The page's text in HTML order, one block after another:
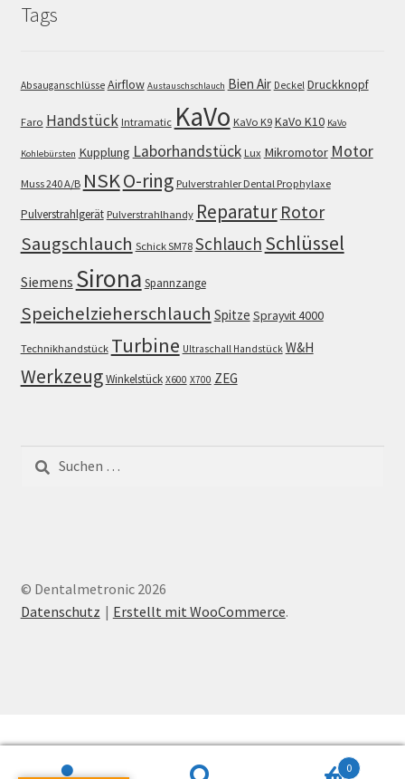
Tags
Absauganschlüsse Airflow Austauschschlauch Bien Air Deckel Druckknopf
Faro Handstück Intramatic KaVo KaVo K9 KaVo K10 KaVo
Kohlebürsten Kupplung Laborhandstück Lux Mikromotor Motor
Muss 240 A/B NSKO-ring Pulverstrahler Dental Prophylaxe
Pulverstrahlgerät Pulverstrahlhandy Reparatur Rotor
Saugschlauch Schick SM78 Schlauch Schlüssel
Siemens Sirona Spannzange
Speichelzieherschlauch Spitze Sprayvit 4000
Technikhandstück Turbine Ultraschall Handstück W&H
WerkzeugWinkelstück X600 X700 ZEG
Suchen
nach:
© Dentalmetronic 2026
Datenschutz
Erstellt mit WooCommerce.
0